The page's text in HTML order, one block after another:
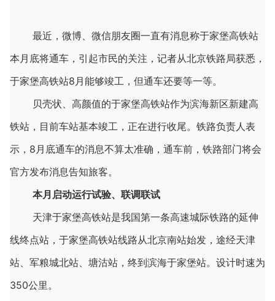
最近，微博、微信朋友圈一直有消息称于家堡高铁站
本月底将通车，引起市民的关注，记者从北京铁路局获悉，
于家堡高铁站8月能够竣工，但通车还要等一等。
贝壳状、高颜值的于家堡高铁站作为滨海新区新建高
铁站，目前车站基本竣工，正在进行收尾。铁路负责人表
示，8月底通车的消息不算太准确，通车前，铁路部门将会
官方发布消息告知旅客。
本月启动运行试验、联调联试
天津于家堡高铁站是我国第一条高速城际铁路的延伸
线终点站，于家堡高铁站线路从北京南站始发，途经天津
站、军粮城北站、塘沽站，终到滨海于家堡站。设计时速为
350公里。